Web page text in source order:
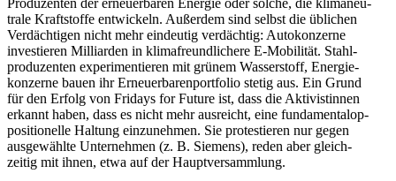
Produ­zenten der erneu­er­baren Energie oder solche, die klima­neu­
trale Kraft­stoffe entwi­ckeln. Außerdem sind selbst die üblichen
Verdäch­tigen nicht mehr eindeutig verdächtig: Autokon­zerne
inves­tieren Milli­arden in klima­freund­li­chere E‑Mobilität. Stahl­
pro­du­zenten experi­men­tieren mit grünem Wasser­stoff, Energie­
kon­zerne bauen ihr Erneu­er­ba­ren­port­folio stetig aus. Ein Grund
für den Erfolg von Fridays for Future ist, dass die Aktivis­tinnen
erkannt haben, dass es nicht mehr ausreicht, eine funda­men­tal­op­
po­si­tio­nelle Haltung einzu­nehmen. Sie protes­tieren nur gegen
ausge­wählte Unter­nehmen (z. B. Siemens), reden aber gleich­
zeitig mit ihnen, etwa auf der Hauptversammlung.